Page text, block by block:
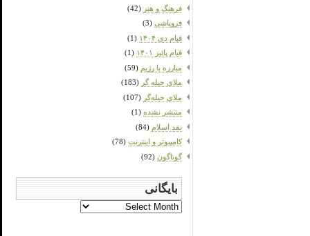
فرهنگ و هنر (42)
فروپاشی (3)
قیام دی ۱۴۰۴
(1)
قیام پائیز ۱۴۰۱
(1)
مبارزه با رژیم (59)
ملای حیله گر (183)
ملای حیله‌گر (107)
منتشر نشده (1)
نقد اسلام (84)
کامپیوتر و اینترنت (78)
گوناگون (92)
بایگانی
بایگانی